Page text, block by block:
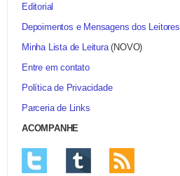
Editorial
Depoimentos e Mensagens dos Leitores
Minha Lista de Leitura(NOVO)
Entre em contato
Política de Privacidade
Parceria de Links
ACOMPANHE